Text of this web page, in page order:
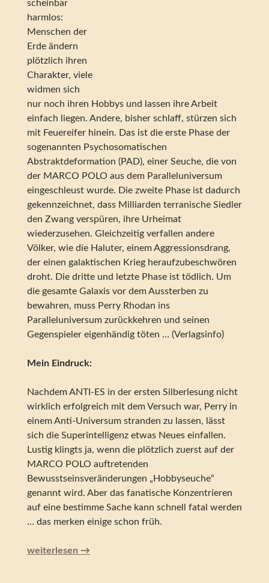
scheinbar
harmlos:
Menschen der
Erde ändern
plötzlich ihren
Charakter, viele
widmen sich
nur noch ihren Hobbys und lassen ihre Arbeit
einfach liegen. Andere, bisher schlaff, stürzen sich
mit Feuereifer hinein. Das ist die erste Phase der
sogenannten Psychosomatischen
Abstraktdeformation (PAD), einer Seuche, die von
der MARCO POLO aus dem Paralleluniversum
eingeschleust wurde. Die zweite Phase ist dadurch
gekennzeichnet, dass Milliarden terranische Siedler
den Zwang verspüren, ihre Urheimat
wiederzusehen. Gleichzeitig verfallen andere
Völker, wie die Haluter, einem Aggressionsdrang,
der einen galaktischen Krieg heraufzubeschwören
droht. Die dritte und letzte Phase ist tödlich. Um
die gesamte Galaxis vor dem Aussterben zu
bewahren, muss Perry Rhodan ins
Paralleluniversum zurückkehren und seinen
Gegenspieler eigenhändig töten … (Verlagsinfo)
Mein Eindruck:
Nachdem ANTI-ES in der ersten Silberlesung nicht
wirklich erfolgreich mit dem Versuch war, Perry in
einem Anti-Universum stranden zu lassen, lässt
sich die Superintelligenz etwas Neues einfallen.
Lustig klingts ja, wenn die plötzlich zuerst auf der
MARCO POLO auftretenden
Bewusstseinsveränderungen „Hobbyseuche“
genannt wird. Aber das fanatische Konzentrieren
auf eine bestimme Sache kann schnell fatal werden
… das merken einige schon früh.
Perry Rhodan – Die Hyperseuche (Silber Edition 69)
weiterlesen →